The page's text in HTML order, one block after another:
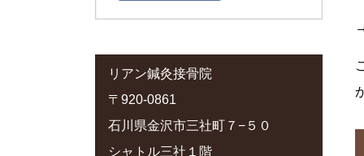
リアン鍼灸接骨院
〒920-0861
石川県金沢市三社町７−５０
シャトル三社１階